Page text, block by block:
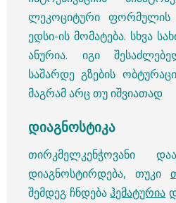
ლეკოციტური ფორმულის
ედსი-ის მომატება. სხვა
ანურია. იგი
საშარდე გზების
მაგრამ არც თუ იშვიათად
დიაგნოსტიკა
თირკმელკენჭოვანი
დიაგნოსტირდება, თუკი
შემდეგ ჩნდებაჰემატურია